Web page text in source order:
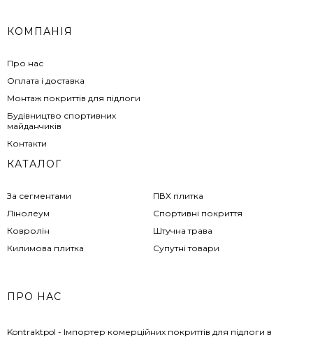
КОМПАНІЯ
Про нас
Оплата і доставка
Монтаж покриттів для підлоги
Будівництво спортивних
майданчиків
Контакти
КАТАЛОГ
За сегментами
Лінолеум
Ковролін
Килимова плитка
ПВХ плитка
Спортивні покриття
Штучна трава
Супутні товари
ПРО НАС
Kontraktpol - Імпортер комерційних покриттів для підлоги в